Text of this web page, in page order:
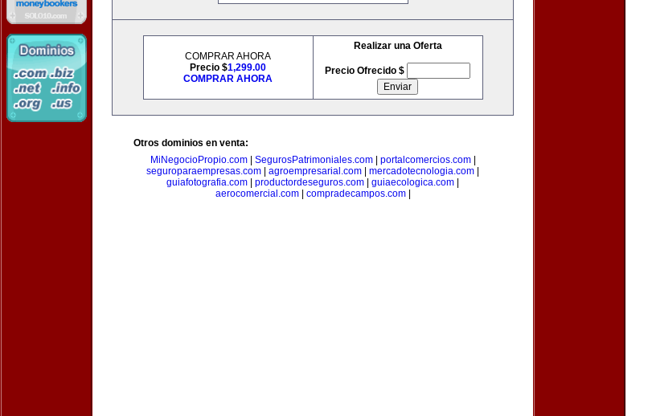
COMPRAR AHORA
Precio $1,299.00
COMPRAR AHORA
Realizar una Oferta
Precio Ofrecido $
Otros dominios en venta:
MiNegocioPropio.com| SegurosPatrimoniales.com| portalcomercios.com|
seguroparaempresas.com
agroempresarial.com mercadotecnologia.com
guiafotografia.com
productordeseguros.com guiaecologica.com
aerocomercial.com| compradecampos.com|